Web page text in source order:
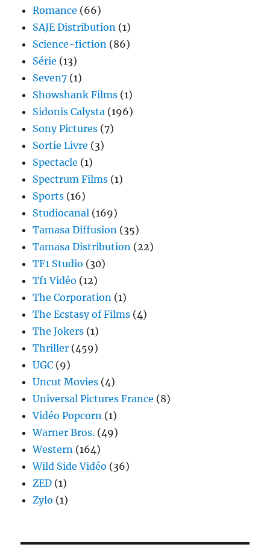
Romance (66)
SAJE Distribution (1)
Science-fiction (86)
Série (13)
Seven7 (1)
Showshank Films (1)
Sidonis Calysta (196)
Sony Pictures (7)
Sortie Livre (3)
Spectacle (1)
Spectrum Films (1)
Sports (16)
Studiocanal (169)
Tamasa Diffusion (35)
Tamasa Distribution (22)
TF1 Studio (30)
Tf1 Vidéo (12)
The Corporation (1)
The Ecstasy of Films (4)
The Jokers (1)
Thriller (459)
UGC (9)
Uncut Movies (4)
Universal Pictures France (8)
Vidéo Popcorn (1)
Warner Bros. (49)
Western (164)
Wild Side Vidéo (36)
ZED (1)
Zylo (1)